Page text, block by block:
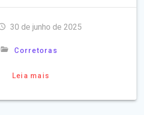
30 de junho de 2025
Corretoras
Leia mais